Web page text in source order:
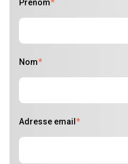
Prénom*
Nom*
Adresse email *